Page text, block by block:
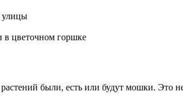
улицы
в цветочном горшке
были, есть или будут мошки. Это